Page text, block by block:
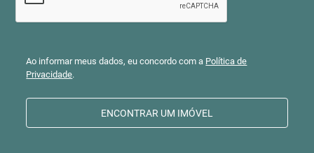
Ao informar meus dados, eu concordo com a Política de
Privacidade.
ENCONTRAR UM IMÓVEL